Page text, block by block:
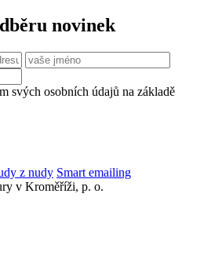
novinek
svých osobních údajů na základě
z nudy Smart emailing
v Kroměříži, p. o.